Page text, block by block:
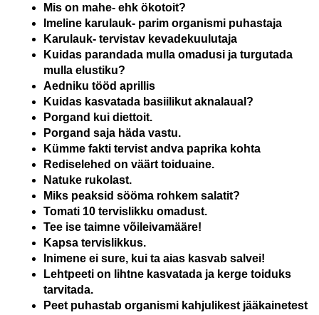
Mis on mahe- ehk ökotoit?
Imeline karulauk- parim organismi puhastaja
Karulauk- tervistav kevadekuulutaja
Kuidas parandada mulla omadusi ja turgutada
mulla elustiku?
Aedniku tööd aprillis
Kuidas kasvatada basiilikut aknalaual?
Porgand kui diettoit.
Porgand saja häda vastu.
Kümme fakti tervist andva paprika kohta
Rediselehed on väärt toiduaine.
Natuke rukolast.
Miks peaksid sööma rohkem salatit?
Tomati 10 tervislikku omadust.
Tee ise taimne võileivamääre!
Kapsa tervislikkus.
Inimene ei sure, kui ta aias kasvab salvei!
Lehtpeeti on lihtne kasvatada ja kerge toiduks
tarvitada.
Peet puhastab organismi kahjulikest jääkainetest